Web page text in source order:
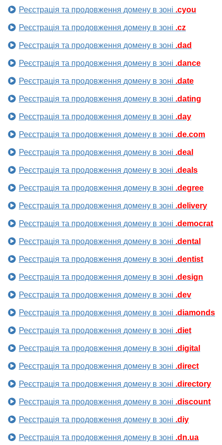
Реєстрація та продовження домену в зоні .cyou
Реєстрація та продовження домену в зоні .cz
Реєстрація та продовження домену в зоні .dad
Реєстрація та продовження домену в зоні .dance
Реєстрація та продовження домену в зоні .date
Реєстрація та продовження домену в зоні .dating
Реєстрація та продовження домену в зоні .day
Реєстрація та продовження домену в зоні .de.com
Реєстрація та продовження домену в зоні .deal
Реєстрація та продовження домену в зоні .deals
Реєстрація та продовження домену в зоні .degree
Реєстрація та продовження домену в зоні .delivery
Реєстрація та продовження домену в зоні .democrat
Реєстрація та продовження домену в зоні .dental
Реєстрація та продовження домену в зоні .dentist
Реєстрація та продовження домену в зоні .design
Реєстрація та продовження домену в зоні .dev
Реєстрація та продовження домену в зоні .diamonds
Реєстрація та продовження домену в зоні .diet
Реєстрація та продовження домену в зоні .digital
Реєстрація та продовження домену в зоні .direct
Реєстрація та продовження домену в зоні .directory
Реєстрація та продовження домену в зоні .discount
Реєстрація та продовження домену в зоні .diy
Реєстрація та продовження домену в зоні .dn.ua